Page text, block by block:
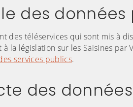
des données
des téléservices qui sont mis à
la législation sur les Saisines par
services publics.
des